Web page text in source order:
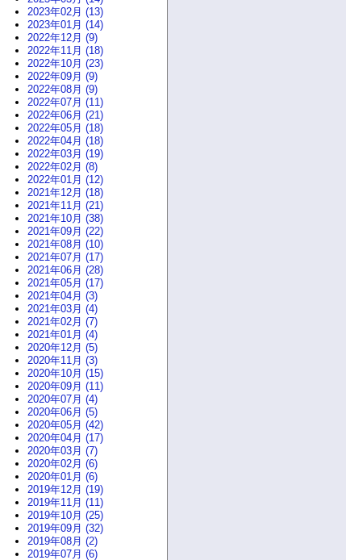
2023年02月 (13)
2023年01月 (14)
2022年12月 (9)
2022年11月 (18)
2022年10月 (23)
2022年09月 (9)
2022年08月 (9)
2022年07月 (11)
2022年06月 (21)
2022年05月 (18)
2022年04月 (18)
2022年03月 (19)
2022年02月 (8)
2022年01月 (12)
2021年12月 (18)
2021年11月 (21)
2021年10月 (38)
2021年09月 (22)
2021年08月 (10)
2021年07月 (17)
2021年06月 (28)
2021年05月 (17)
2021年04月 (3)
2021年03月 (4)
2021年02月 (7)
2021年01月 (4)
2020年12月 (5)
2020年11月 (3)
2020年10月 (15)
2020年09月 (11)
2020年07月 (4)
2020年06月 (5)
2020年05月 (42)
2020年04月 (17)
2020年03月 (7)
2020年02月 (6)
2020年01月 (6)
2019年12月 (19)
2019年11月 (11)
2019年10月 (25)
2019年09月 (32)
2019年08月 (2)
2019年07月 (6)